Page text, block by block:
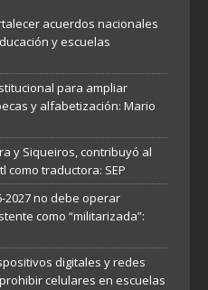
acuerdos nacionales
y escuelas
para ampliar
y alfabetización: Mario
y Siqueiros, contribuyó al
traductora: SEP
2027 no debe operar
como “militarizada”:
digitales y redes
celulares en escuelas